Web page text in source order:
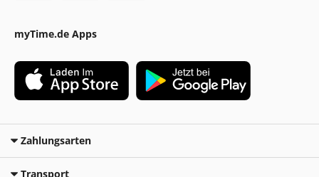
myTime.de Apps
Zahlungsarten
Transport